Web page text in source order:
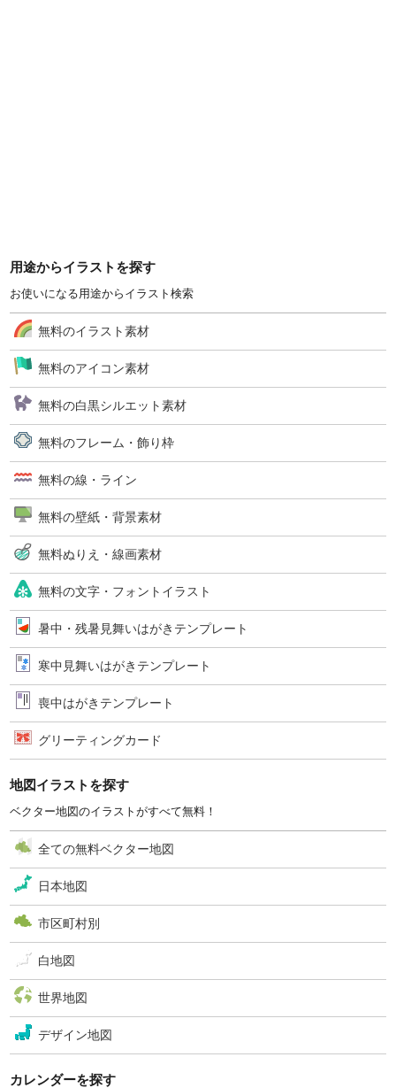
用途からイラストを探す
お使いになる用途からイラスト検索
無料のイラスト素材
無料のアイコン素材
無料の白黒シルエット素材
無料のフレーム・飾り枠
無料の線・ライン
無料の壁紙・背景素材
無料ぬりえ・線画素材
無料の文字・フォントイラスト
暑中・残暑見舞いはがきテンプレート
寒中見舞いはがきテンプレート
喪中はがきテンプレート
グリーティングカード
地図イラストを探す
ベクター地図のイラストがすべて無料！
全ての無料ベクター地図
日本地図
市区町村別
白地図
世界地図
デザイン地図
カレンダーを探す